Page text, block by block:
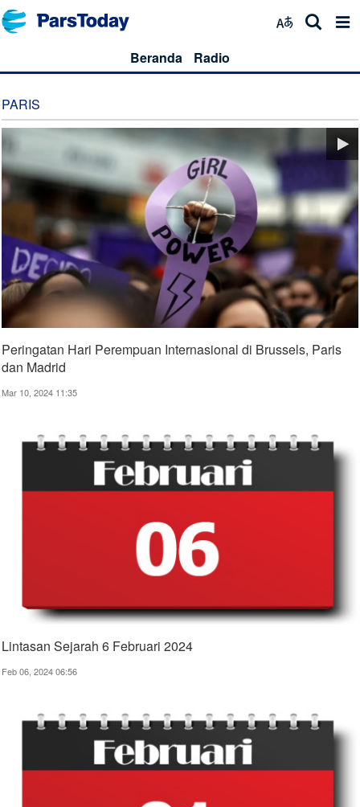
Beranda Radio
PARIS
Peringatan Hari Perempuan Internasional di Brussels, Paris
dan Madrid
Mar 10, 2024 11:35
Lintasan Sejarah 6 Februari 2024
Feb 06, 2024 06:56